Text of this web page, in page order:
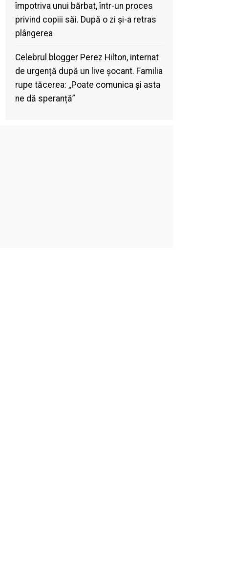
împotriva unui bărbat, într-un proces
privind copiii săi. După o zi și-a retras
plângerea
Celebrul blogger Perez Hilton, internat
de urgență după un live șocant. Familia
rupe tăcerea: „Poate comunica și asta
ne dă speranță”